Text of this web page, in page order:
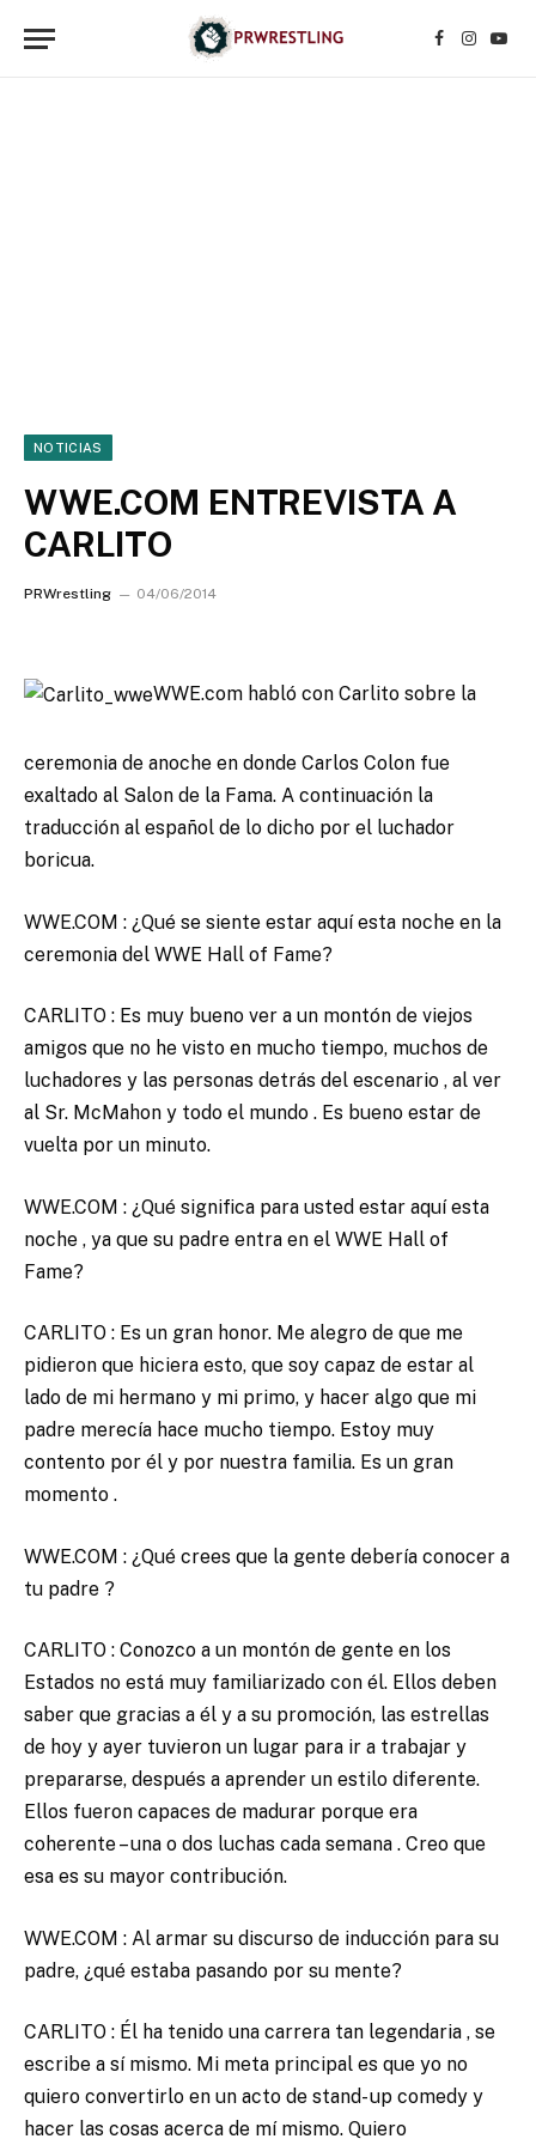
Facebook
NOTICIAS
WWE.COM ENTREVISTA A
CARLITO
PRWrestling 04/06/2014
WWE.com habló con Carlito sobre la
ceremonia de anoche en donde Carlos Colon fue
exaltado al Salon de la Fama. A continuación la
traducción al español de lo dicho por el luchador
boricua.
WWE.COM : ¿Qué se siente estar aquí esta noche en la
ceremonia del WWE Hall of Fame?
CARLITO : Es muy bueno ver a un montón de viejos
amigos que no he visto en mucho tiempo, muchos de
luchadores y las personas detrás del escenario , al ver
al Sr. McMahon y todo el mundo . Es bueno estar de
vuelta por un minuto.
WWE.COM : ¿Qué significa para usted estar aquí esta
noche , ya que su padre entra en el WWE Hall of
Fame?
CARLITO : Es un gran honor. Me alegro de que me
pidieron que hiciera esto, que soy capaz de estar al
lado de mi hermano y mi primo, y hacer algo que mi
padre merecía hace mucho tiempo. Estoy muy
contento por él y por nuestra familia. Es un gran
momento .
WWE.COM : ¿Qué crees que la gente debería conocer a
tu padre ?
CARLITO : Conozco a un montón de gente en los
Estados no está muy familiarizado con él. Ellos deben
saber que gracias a él y a su promoción, las estrellas
de hoy y ayer tuvieron un lugar para ir a trabajar y
prepararse, después a aprender un estilo diferente.
Ellos fueron capaces de madurar porque era
coherente – una o dos luchas cada semana . Creo que
esa es su mayor contribución.
WWE.COM : Al armar su discurso de inducción para su
padre, ¿qué estaba pasando por su mente?
CARLITO : Él ha tenido una carrera tan legendaria , se
escribe a sí mismo. Mi meta principal es que yo no
quiero convertirlo en un acto de stand- up comedy y
hacer las cosas acerca de mí mismo. Quiero